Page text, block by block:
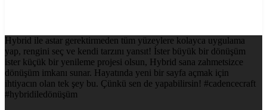
Hybrid ile astar gerektirmeden tüm yüzeylere kolayca uygulama
yap, rengini seç ve kendi tarzını yansıt! İster büyük bir dönüşüm
ister küçük bir yenileme projesi olsun, Hybrid sana zahmetsizce
dönüşüm imkanı sunar. Hayatında yeni bir sayfa açmak için
ihtiyacın olan tek şey bu. Çünkü sen de yapabilirsin! #cadencecraft
#hybridiledönüşüm